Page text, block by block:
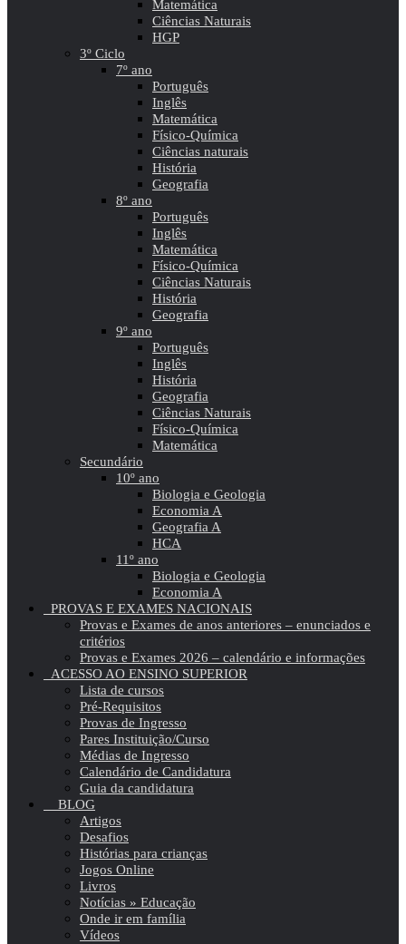
Matemática
Ciências Naturais
HGP
3º Ciclo
7º ano
Português
Inglês
Matemática
Físico-Química
Ciências naturais
História
Geografia
8º ano
Português
Inglês
Matemática
Físico-Química
Ciências Naturais
História
Geografia
9º ano
Português
Inglês
História
Geografia
Ciências Naturais
Físico-Química
Matemática
Secundário
10º ano
Biologia e Geologia
Economia A
Geografia A
HCA
11º ano
Biologia e Geologia
Economia A
PROVAS E EXAMES NACIONAIS
Provas e Exames de anos anteriores – enunciados e
critérios
Provas e Exames 2026 – calendário e informações
ACESSO AO ENSINO SUPERIOR
Lista de cursos
Pré-Requisitos
Provas de Ingresso
Pares Instituição/Curso
Médias de Ingresso
Calendário de Candidatura
Guia da candidatura
BLOG
Artigos
Desafios
Histórias para crianças
Jogos Online
Livros
Notícias » Educação
Onde ir em família
Vídeos